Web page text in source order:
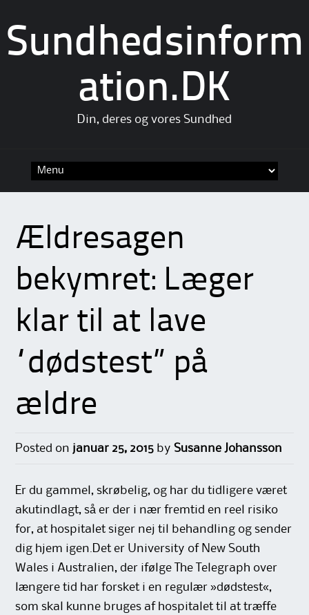
Sundhedsinform
ation.DK
Din, deres og vores Sundhed
Ældresagen
bekymret: Læger
klar til at lave
“dødstest” på
ældre
Posted on januar 25, 2015 bySusanne Johansson
Er du gammel, skrøbelig, og har du tidligere været
akutindlagt, så er der i nær fremtid en reel risiko
for, at hospitalet siger nej til behandling og sender
dig hjem igen.Det er University of New South
Wales i Australien, der ifølge The Telegraph over
længere tid har forsket i en regulær »dødstest«,
som skal kunne bruges af hospitalet til at træffe